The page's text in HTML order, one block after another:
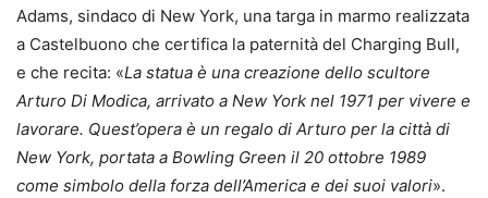
Adams, sindaco di New York, una targa in marmo realizzata
a Castelbuono che certifica la paternità del Charging Bull,
e che recita: «La statua è una creazione dello scultore
Arturo Di Modica, arrivato a New York nel 1971 per vivere e
lavorare. Quest’opera è un regalo di Arturo per la città di
New York, portata a Bowling Green il 20 ottobre 1989
come simbolo della forza dell’America e dei suoi valori».